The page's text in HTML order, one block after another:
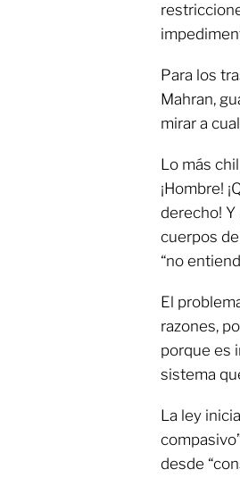
Para los
Mahran,
mirar a
Lo más
¡Hombre!
derecho! Y
cuerpos
“no
El
razones,
porque es
sistema
La ley
desde